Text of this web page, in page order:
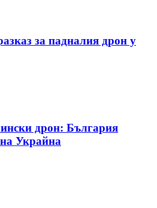
за падналия дрон у
дрон: България
Украйна